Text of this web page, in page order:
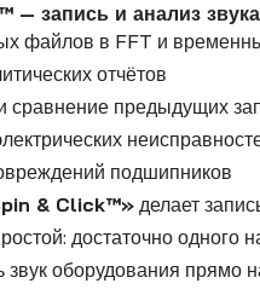
запись и анализ звука
файлов в FFT и
отчётов
сравнение предыдущих
подшипников
& Click™» делает
достаточно одного
звук оборудования прямо